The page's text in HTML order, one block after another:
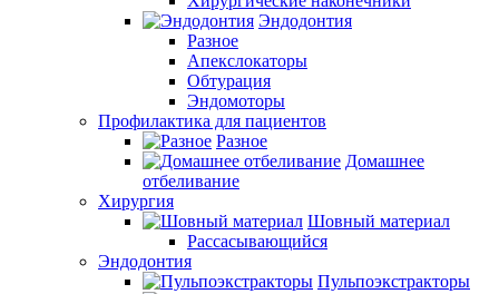
Эндодонтия
Разное
Апекслокаторы
Обтурация
Эндомоторы
Профилактика для пациентов
Разное
Домашнее
отбеливание
Хирургия
Шовный материал
Рассасывающийся
Эндодонтия
Пульпоэкстракторы